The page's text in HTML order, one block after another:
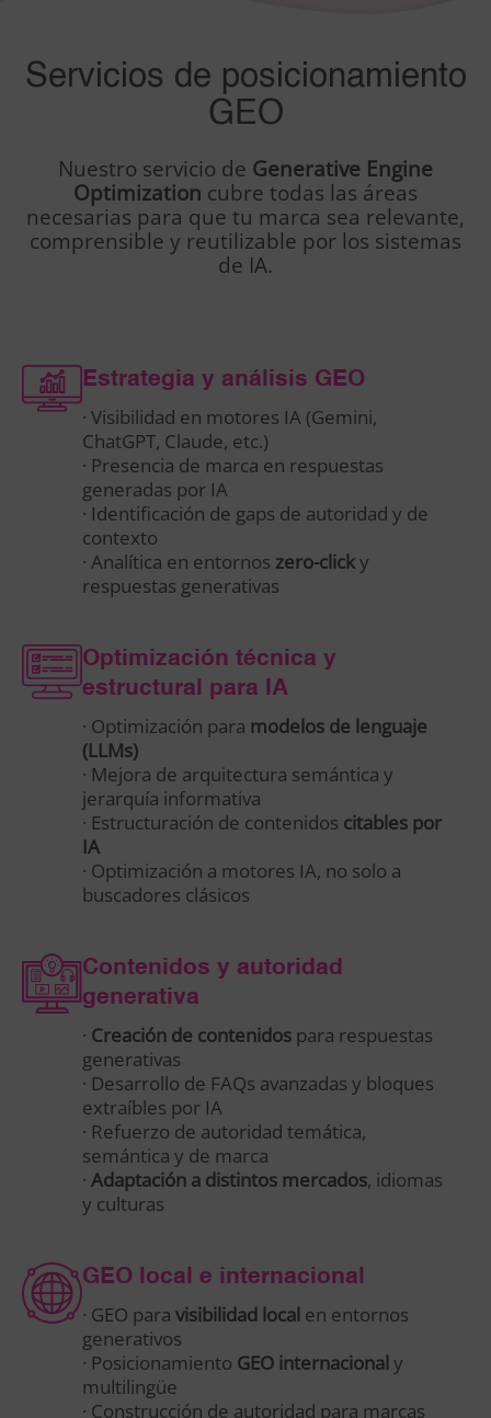
Servicios de posicionamiento
GEO
Nuestro servicio de Generative Engine
Optimization cubre todas las áreas
necesarias para que tu marca sea relevante,
comprensible y reutilizable por los sistemas
de IA.
Estrategia y análisis GEO
· Visibilidad en motores IA (Gemini,
ChatGPT, Claude, etc.)
· Presencia de marca en respuestas
generadas por IA
· Identificación de gaps de autoridad y de
contexto
· Analítica en entornos zero-clicky
respuestas generativas
Optimización técnica y
estructural para IA
· Optimización para modelos de lenguaje
(LLMs)
· Mejora de arquitectura semántica y
jerarquía informativa
· Estructuración de contenidos citables por
IA
· Optimización a motores IA, no solo a
buscadores clásicos
Contenidos y autoridad
generativa
· Creación de contenidos para respuestas
generativas
· Desarrollo de FAQs avanzadas y bloques
extraíbles por IA
· Refuerzo de autoridad temática,
semántica y de marca
· Adaptación a distintos mercados, idiomas
y culturas
GEO local e internacional
· GEO para visibilidad local en entornos
generativos
· Posicionamiento GEO internacionaly
multilingüe
· Construcción de autoridad para marcas